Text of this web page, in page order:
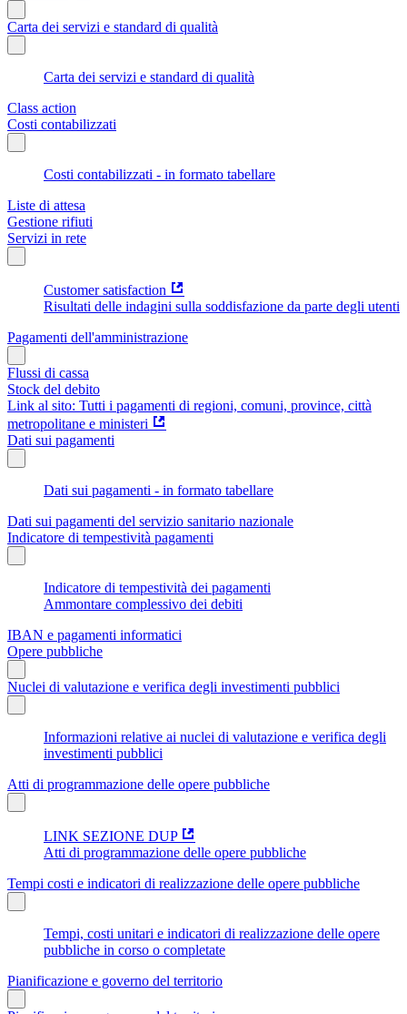
Carta dei servizi e standard di qualità
Carta dei servizi e standard di qualità
Class action
Costi contabilizzati
Costi contabilizzati - in formato tabellare
Liste di attesa
Gestione rifiuti
Servizi in rete
Customer satisfaction
Risultati delle indagini sulla soddisfazione da parte degli utenti
Pagamenti dell'amministrazione
Flussi di cassa
Stock del debito
Link al sito: Tutti i pagamenti di regioni, comuni, province, città
metropolitane e ministeri
Dati sui pagamenti
Dati sui pagamenti - in formato tabellare
Dati sui pagamenti del servizio sanitario nazionale
Indicatore di tempestività pagamenti
Indicatore di tempestività dei pagamenti
Ammontare complessivo dei debiti
IBAN e pagamenti informatici
Opere pubbliche
Nuclei di valutazione e verifica degli investimenti pubblici
Informazioni relative ai nuclei di valutazione e verifica degli
investimenti pubblici
Atti di programmazione delle opere pubbliche
LINK SEZIONE DUP
Atti di programmazione delle opere pubbliche
Tempi costi e indicatori di realizzazione delle opere pubbliche
Tempi, costi unitari e indicatori di realizzazione delle opere
pubbliche in corso o completate
Pianificazione e governo del territorio